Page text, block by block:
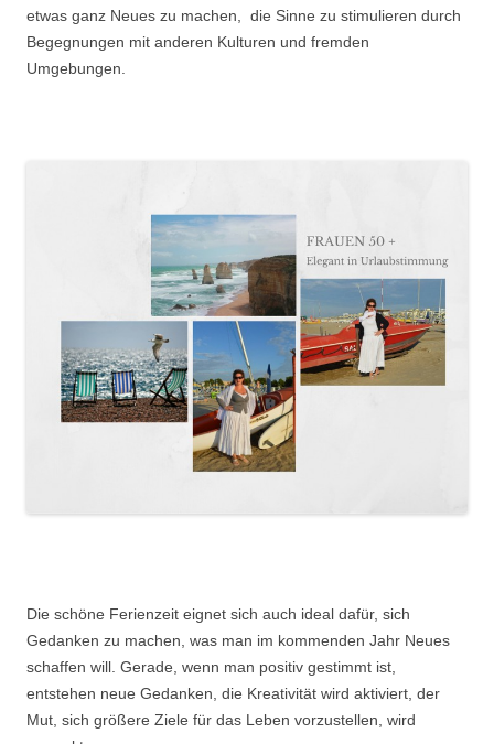
etwas ganz Neues zu machen, die Sinne zu stimulieren durch
Begegnungen mit anderen Kulturen und fremden
Umgebungen.
Die schöne Ferienzeit eignet sich auch ideal dafür, sich
Gedanken zu machen, was man im kommenden Jahr Neues
schaffen will. Gerade, wenn man positiv gestimmt ist,
entstehen neue Gedanken, die Kreativität wird aktiviert, der
Mut, sich größere Ziele für das Leben vorzustellen, wird